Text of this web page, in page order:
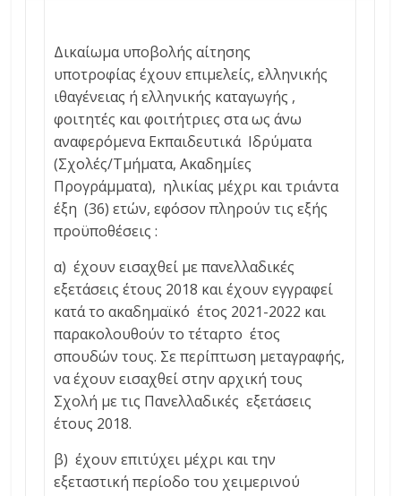
Δικαίωμα υποβολής αίτησης
υποτροφίας έχουν επιμελείς, ελληνικής
ιθαγένειας ή ελληνικής καταγωγής ,
φοιτητές και φοιτήτριες στα ως άνω
αναφερόμενα Εκπαιδευτικά Ιδρύματα
(Σχολές/Τμήματα, Ακαδημίες
Προγράμματα), ηλικίας μέχρι και τριάντα
έξη (36) ετών, εφόσον πληρούν τις εξής
προϋποθέσεις :
α) έχουν εισαχθεί με πανελλαδικές
εξετάσεις έτους 2018 και έχουν εγγραφεί
κατά το ακαδημαϊκό έτος 2021-2022 και
παρακολουθούν το τέταρτο έτος
σπουδών τους. Σε περίπτωση μεταγραφής,
να έχουν εισαχθεί στην αρχική τους
Σχολή με τις Πανελλαδικές εξετάσεις
έτους 2018.
β) έχουν επιτύχει μέχρι και την
εξεταστική περίοδο του χειμερινού